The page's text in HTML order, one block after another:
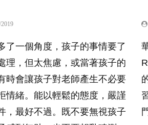
了一個角度，孩子的事情要了
理，但太焦慮，或當著孩子的
時會讓孩子對老師產生不必要
情緒。能以輕鬆的態度，嚴謹
，最好不過。既不要無視孩子